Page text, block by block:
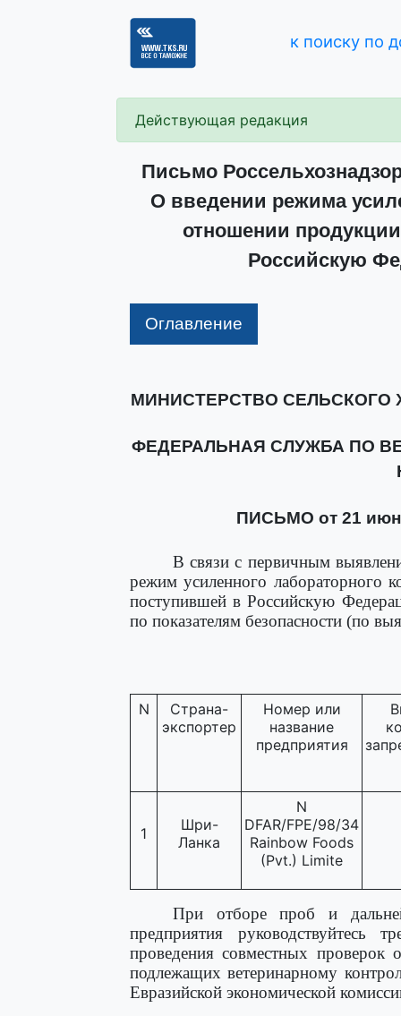
к поиску по
Действующая редакция
Письмо
О введении режима
отношении
Российскую
Оглавление
МИНИСТЕРСТВО СЕЛЬСКОГО
ФЕДЕРАЛЬНАЯ СЛУЖБА ПО
ПИСЬМО от 21
В связи с первичным
режим усиленного лабораторного
поступившей в Российскую
по показателям безопасности (по
N
Страна-
экспортер
Номер или
название
предприятия
1
Шри-
Ланка
N
DFAR/FPE/98/34
Rainbow Foods
(Pvt.) Limite
При отборе проб и
предприятия руководствуйтесь
проведения совместных проверок
подлежащих ветеринарному
Евразийской экономической